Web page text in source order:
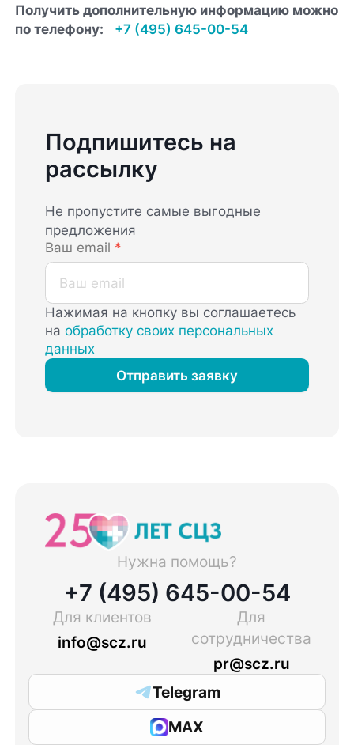
Получить дополнительную информацию можно
по телефону:
+7 (495) 645-00-54
Подпишитесь на
рассылку
Не пропустите самые выгодные
предложения
Ваш email *
Нажимая на кнопку вы соглашаетесь
наобработку своих персональных
данных
Отправить заявку
Нужна помощь?
+7 (495) 645-00-54
Для клиентов
info@scz.ru
Для
сотрудничества
pr@scz.ru
Telegram
MAX